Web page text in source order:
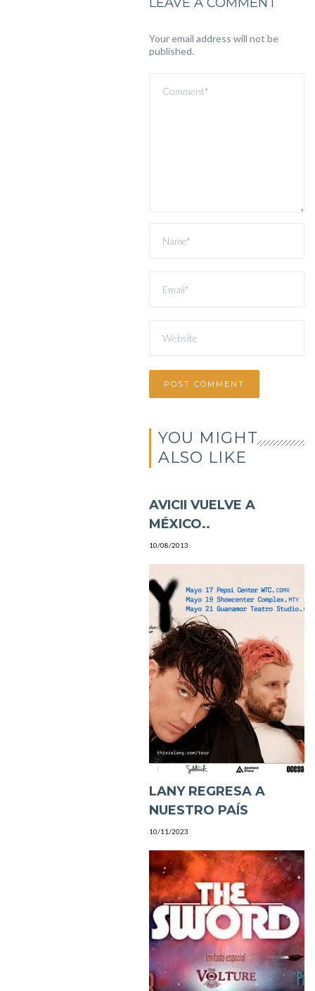
Your email address will not be
published.
YOU MIGHT
ALSO LIKE
AVICII VUELVE A
MÉXICO..
10/08/2013
LANY REGRESA A
NUESTRO PAÍS
10/11/2023